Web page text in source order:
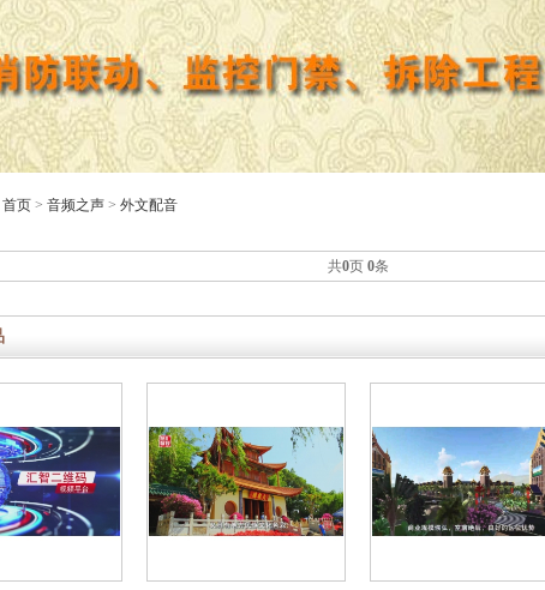
首页 > 音频之声 > 外文配音
共0页 0条